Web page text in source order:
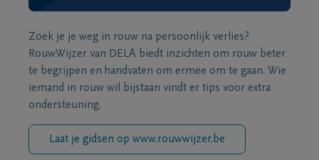
Zoek je je weg in rouw na persoonlijk verlies?
RouwWijzer van DELA biedt inzichten om rouw beter
te begrijpen en handvaten om ermee om te gaan. Wie
iemand in rouw wil bijstaan vindt er tips voor extra
ondersteuning.
Laat je gidsen op www.rouwwijzer.be